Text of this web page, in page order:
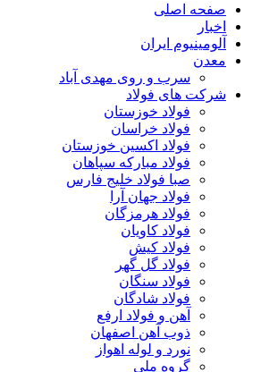
صفحه اصلی
اخبار
آلومینیوم ایران
معدن
سرب و روی مهدی آباد
شرکت های فولاد
فولاد خوزستان
فولاد خراسان
فولاد اکسین خوزستان
فولاد مبارکه سپاهان
صبا فولاد خلیج فارس
فولاد جهان آرا
فولاد هرمزگان
فولاد کاویان
فولاد کیش
فولاد گل گهر
فولاد سنگان
فولاد شادگان
آهن و فولاد ارفع
ذوب آهن اصفهان
نورد و لوله اهواز
گروه ملی